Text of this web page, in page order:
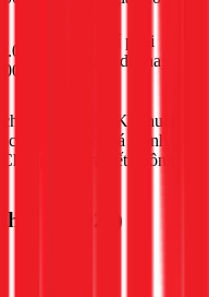
-
Chi phí phải
chăng, dễ thay
tham khảo. Kỹ thuật
cụ thể và báo giá chính
tôi cam kết không
03/2026)